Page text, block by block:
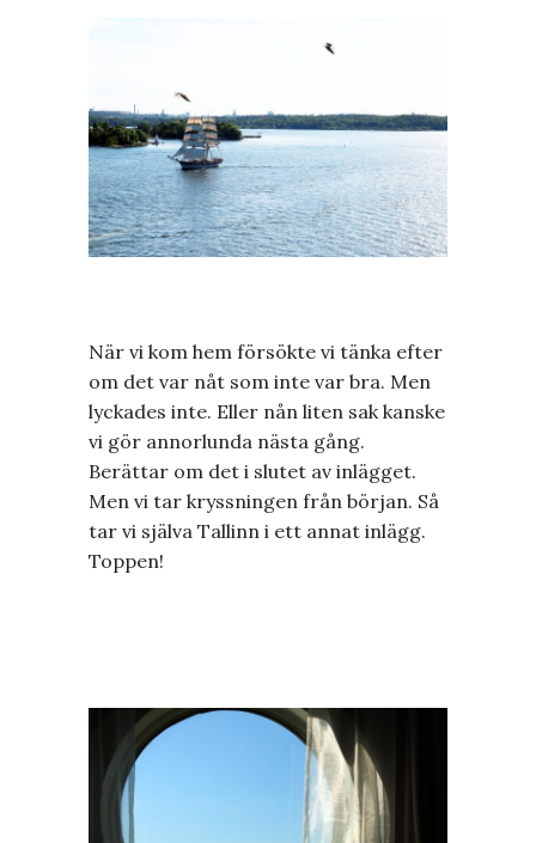
När vi kom hem försökte vi tänka efter
om det var nåt som inte var bra. Men
lyckades inte. Eller nån liten sak kanske
vi gör annorlunda nästa gång.
Berättar om det i slutet av inlägget.
Men vi tar kryssningen från början. Så
tar vi själva Tallinn i ett annat inlägg.
Toppen!